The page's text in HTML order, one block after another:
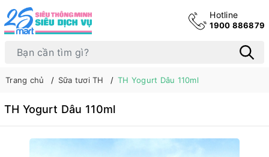
Hotline
1900 886879
Trang chủ Sữa tươi TH TH Yogurt Dâu 110ml
TH Yogurt Dâu 110ml